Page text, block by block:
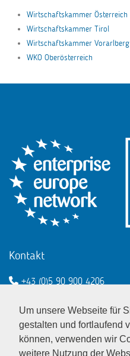
Um unsere Webseite für
gestalten und fortlaufend
können, verwenden wir
weitere Nutzung der
Wirtschaftskammer Österreich
Wirtschaftskammer Tirol
Wirtschaftskammer Vorarlberg
WKO Oberösterreich
Kontakt
+43 (0)5 90 900 4206
Enterprise Europe Network -
LinkedInTwitterYoutube